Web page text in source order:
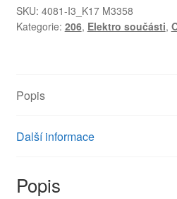
6552WQ
množství
SKU: 4081-I3_K17 M3358
Kategorie: 206, Elektro součásti,
Popis
Další informace
Popis